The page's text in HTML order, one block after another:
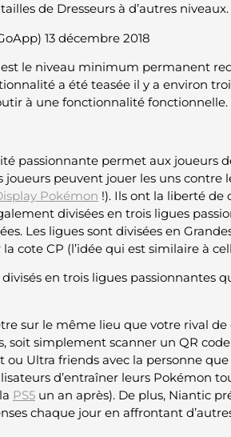
de Dresseurs à d’autres
13 décembre 2018
est le niveau minimum permanent
a été teasée il y a environ
à une fonctionnalité fonctionnelle.
passionnante permet aux joueurs
joueurs peuvent jouer les uns contre
Pokémon !). Ils ont la liberté de
divisées en trois ligues
Les ligues sont divisées en
cote CP (l’idée qui est similaire à
en trois ligues passionnantes
sur le même lieu que votre rival
soit simplement scanner un QR
ou Ultra friends avec la personne
d’entraîner leurs Pokémon
PS5un an après). De plus, Niantic
chaque jour en affrontant